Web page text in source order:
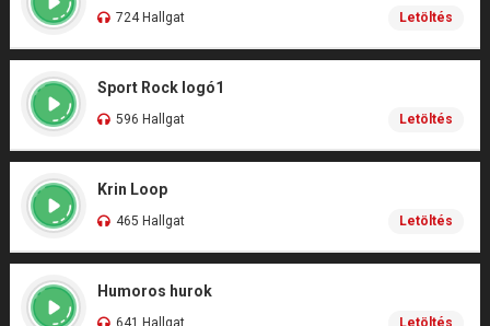
724 Hallgat Letöltés
Sport Rock logó1
596 Hallgat Letöltés
Krin Loop
465 Hallgat Letöltés
Humoros hurok
641 Hallgat Letöltés